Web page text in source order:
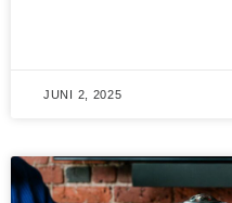
JUNI 2, 2025